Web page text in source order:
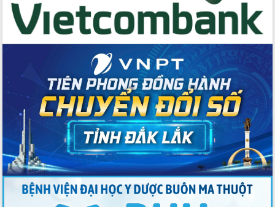
tâm đạt được mục tiêu tăng trưởng
hai con số trong năm 2026
Tổ chức trang trọng Lễ hội Đền thờ
Lương Văn Chánh năm 2026
Phó Bí thư Tỉnh ủy Đắk Lắk Đỗ Hữu
Huy giữ chức Bí thư Đảng ủy Ủy Ban
Nhân dân tỉnh
Bệnh án điện tử thúc đẩy chuyển đổi
số y tế tại Đắk Lắk
Chuyển đổi số thư viện: Mở rộng
không gian tri thức trong thời đại số
Đánh giá, rút kinh nghiệm công tác tổ
chức diễn tập trước ngày bầu cử
Chương trình “Gặp gỡ hữu nghị –
Friendship Meeting New Year 2026”